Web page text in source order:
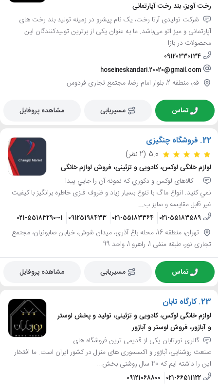
رخت آویز، بند رخت آپارتمانی
شرکت تولیدی آرتا رخت، یک نام پیشرو در زمینه تولید بند رخت های
آپارتمانی و میز اتو می‌باشد. ما به عنوان یکی از برترین تولیدکنندگان این
محصولات در بازا...
09120330134
hoseineskandari.20020@gmail.com
قم، منطقه 2، بلوار امام رضا، مجتمع تجاری فردوس
تماس مسیریابی مشاهده پروفایل
22. فروشگاه چنگیزی
5.0 (2 نظر)
لوازم خانگی لوکس، کادویی و تزئینی، فروش لوازم خانگی
‍ ‍ ‍ کالاهای لوکس و دكوري كه نمونه آن را جايي پيدا
نمي كنيد. انواع ماگ با تنوع بسیار زیاد و ظروف فلزی خاطره برانگیز با کیفیت
غیر قابل مقایسه و سایز ب...
021-55183589
021-55183364
09125198433
021-55183290~1
تهران، منطقه 16، محله باغ آذری، میدان شوش، خیابان صابونیان، مجتمع
تجاری نور، طبقه منفی 1، راهرو 1، واحد 99
تماس مسیریابی مشاهده پروفایل
23. کارگاه تابان
لوازم خانگی لوکس، کادویی و تزئینی، تولید و پخش لوستر
و آباژور، فروش لوستر و آباژور
گالری نورتابان یکی از قدیمی ترین فروشگاه های
صنعت روشنایی، آباژور و اکسسوری های منزل در کشور ایران است. ما افتخار
این را داشته ایم که 40 سال روشنی بخش...
021-66511122
09121068800